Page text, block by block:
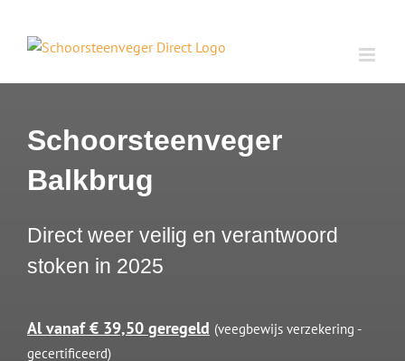
inhoud
Schoorsteenveger
Balkbrug
Direct weer veilig en verantwoord
stoken in 2025
Al vanaf € 39,50 geregeld (veegbewijs verzekering -
gecertificeerd)